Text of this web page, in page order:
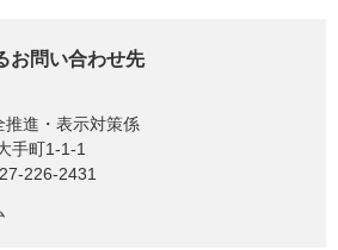
お問い合わせ先
進・表示対策係
手町1-1-1
226-2431